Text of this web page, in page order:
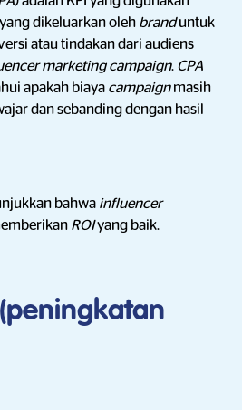
dikeluarkan oleh branduntuk
atau tindakan dari audiens
marketing campaign. CPA
apakah biaya campaignmasih
dan sebanding dengan hasil
bahwa influencer
ROIyang baik.
(peningkatan